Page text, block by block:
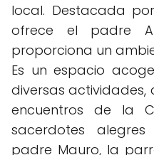
local. Destacada
ofrece el padre
proporciona un
Es un espacio
diversas
encuentros de la
sacerdotes
padre Mauro, la